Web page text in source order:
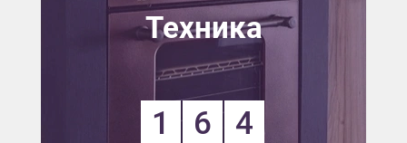
Техника
1 6 4